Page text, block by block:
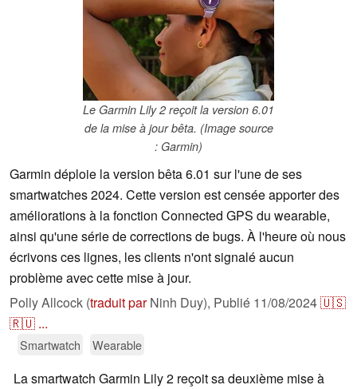
Le Garmin Lily 2 reçoit la version 6.01
de la mise à jour bêta. (Image source
: Garmin)
Garmin déploie la version bêta 6.01 sur l'une de ses
smartwatches 2024. Cette version est censée apporter des
améliorations à la fonction Connected GPS du wearable,
ainsi qu'une série de corrections de bugs. À l'heure où nous
écrivons ces lignes, les clients n'ont signalé aucun
problème avec cette mise à jour.
Polly Allcock (traduit parNinh Duy), Publié 11/08/2024🇺🇸
🇷🇺 ...
Smartwatch Wearable
La smartwatch Garmin Lily 2 reçoit sa deuxième mise à